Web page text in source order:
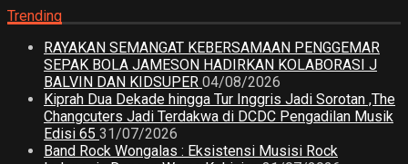
Trending
RAYAKAN SEMANGAT KEBERSAMAAN PENGGEMAR
SEPAK BOLA JAMESON HADIRKAN KOLABORASI J
BALVIN DAN KIDSUPER 04/08/2026
Kiprah Dua Dekade hingga Tur Inggris Jadi Sorotan ,The
Changcuters Jadi Terdakwa di DCDC Pengadilan Musik
Edisi 65 31/07/2026
Band Rock Wongalas : Eksistensi Musisi Rock